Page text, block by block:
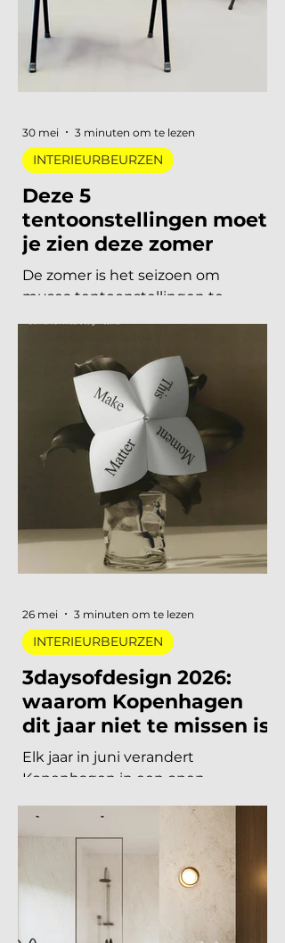
verdwenen. Wat overblijft is koeler,
eerlijker en doordachter: koel
metaal, lage zit, diep bordeaux en
een duidelijke voorkeur voor
materiaal met een verhaal. Dit zijn
voor 2026 en 2027. De 6 trends
Deze 5
tentoonstellingen moet
musea tentoonstellingen te
herontdekken. Niet als
verplichting, maar als keuze. Want
dit jaar is het aanbod ronduit sterk:
van een lang uitgesteld eerbetoon
aan een Nederlandse
designlegende tot een
tentoonstelling waar je letterlijk
moet bewegen om het werk te
begrijpen. Van digitale pioniers in
ontmoetingsplek. Vijf
tentoonstellingen, verspreid over
Nederland, die de moeite waard
zijn om speci
INTERIEURBEURZEN
30 mei 3 minuten om te lezen
3daysofdesign 2026:
waarom Kopenhagen
Kopenhagen in een open
tentoonstelling. Showrooms
openen hun deuren, merken
presenteren nieuwe collecties en
designers uit de hele wereld
INTERIEURBEURZEN
26 mei 3 minuten om te lezen